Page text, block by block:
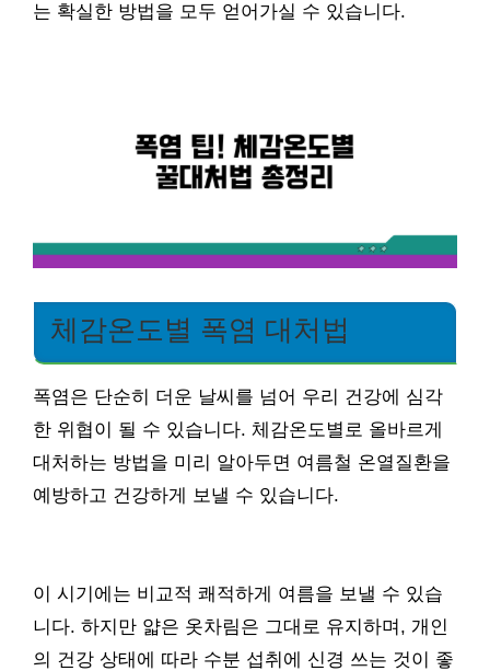
는 확실한 방법을 모두 얻어가실 수 있습니다.
체감온도별 폭염 대처법
폭염은 단순히 더운 날씨를 넘어 우리 건강에 심각
한 위협이 될 수 있습니다. 체감온도별로 올바르게
대처하는 방법을 미리 알아두면 여름철 온열질환을
예방하고 건강하게 보낼 수 있습니다.
이 시기에는 비교적 쾌적하게 여름을 보낼 수 있습
니다. 하지만 얇은 옷차림은 그대로 유지하며, 개인
의 건강 상태에 따라 수분 섭취에 신경 쓰는 것이 좋